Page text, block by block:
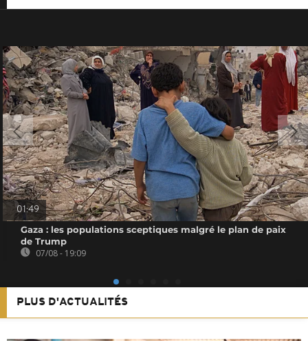
01:49
Gaza : les populations sceptiques malgré le plan de paix
de Trump
07/08 - 19:09
PLUS D'ACTUALITÉS